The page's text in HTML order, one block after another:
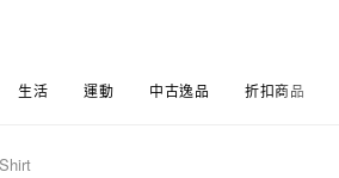
生活 運動 中古逸品 折扣商品